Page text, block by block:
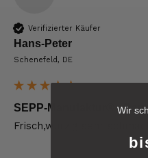
Verifizierter Käufer
Hans-Peter
Schenefeld, DE
SEPP-Manufaktur® -
Frisch,würzig sehr
Wir